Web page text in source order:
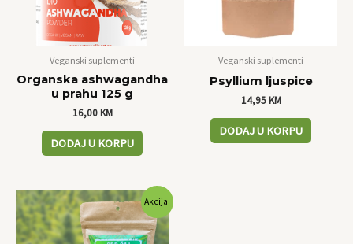
Veganski suplementi
Organska ashwagandha
u prahu 125 g
16,00KM
DODAJ U KORPU
Veganski suplementi
Psyllium ljuspice
14,95KM
DODAJ U KORPU
Akcija!
Original
price
was:
19,95 KM.
Current
price
is:
17,00 KM.